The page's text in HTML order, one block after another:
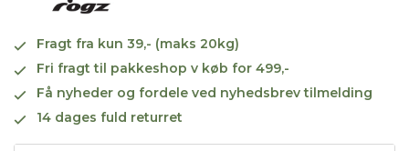
Fragt fra kun 39,- (maks 20kg)
Fri fragt til pakkeshop v køb for 499,-
Få nyheder og fordele ved nyhedsbrev tilmelding
14 dages fuld returret